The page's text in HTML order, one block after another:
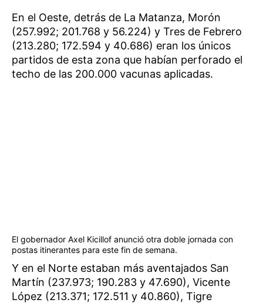
En el Oeste, detrás de La Matanza, Morón
(257.992; 201.768 y 56.224) y Tres de Febrero
(213.280; 172.594 y 40.686) eran los únicos
partidos de esta zona que habían perforado el
techo de las 200.000 vacunas aplicadas.
El gobernador Axel Kicillof anunció otra doble jornada con
postas itinerantes para este fin de semana.
Y en el Norte estaban más aventajados San
Martín (237.973; 190.283 y 47.690), Vicente
López (213.371; 172.511 y 40.860), Tigre